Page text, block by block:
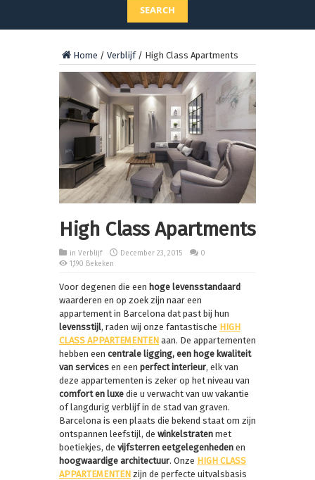
SEARCH
Home / Verblijf/ High Class Apartments
High Class Apartments
in Verblijf December 23, 2015
0
1,190 Bekeken
Voor degenen die een hoge levensstandaard
waarderen en op zoek zijn naar een
appartement in Barcelona dat past bij hun
levensstijl, raden wij onze fantastische HIGH
CLASS APPARTEMENTEN aan. De appartementen
hebben een centrale ligging, een hoge kwaliteit
van services en een perfect interieur, elk van
deze appartementen is zeker op het niveau van
comfort en luxe die u verwacht van uw vakantie
of langdurig verblijf in de stad van graven.
Barcelona is een plaats die bekend staat om zijn
ontspannen leefstijl, de winkelstraten met
boetiekjes, de vijfsterren eetgelegenheden en
hoogwaardige architectuur. Onze HIGH CLASS
APPARTEMENTEN zijn de perfecte uitvalsbasis